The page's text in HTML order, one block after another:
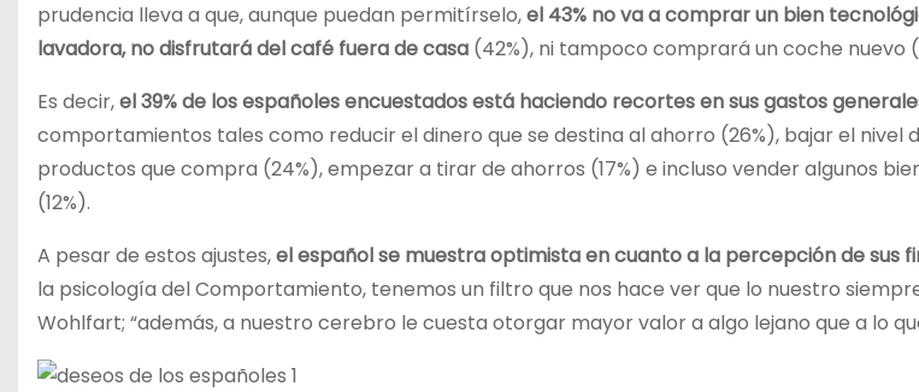
prudencia lleva a que, aunque puedan permitírselo,el 43% no va a comprar un bien
lavadora, no disfrutará del café fuera de casa (42%), ni tampoco comprará un coche nuevo
Es decir,el 39% de los españoles encuestados está haciendo recortes en sus gastos
comportamientos tales como reducir el dinero que se destina al ahorro (26%), bajar el nivel
productos que compra (24%), empezar a tirar de ahorros (17%) e incluso vender algunos
(12%).
A pesar de estos ajustes,el español se muestra optimista en cuanto a la percepción de sus
la psicología del Comportamiento, tenemos un filtro que nos hace ver que lo nuestro
Wohlfart; “además, a nuestro cerebro le cuesta otorgar mayor valor a algo lejano que a lo